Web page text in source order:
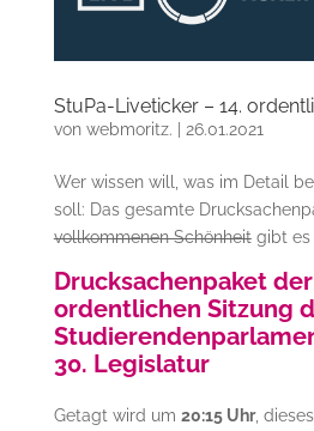
StuPa-Liveticker – 14.
von webmoritz. 26.01.2021
Wer wissen will, was im Detail
soll: Das gesamte
vollkommenen Schönheitgibt es
Drucksachenpaket der
ordentlichen Sitzung
30. Legislatur
Getagt wird um 20:15 Uhr,